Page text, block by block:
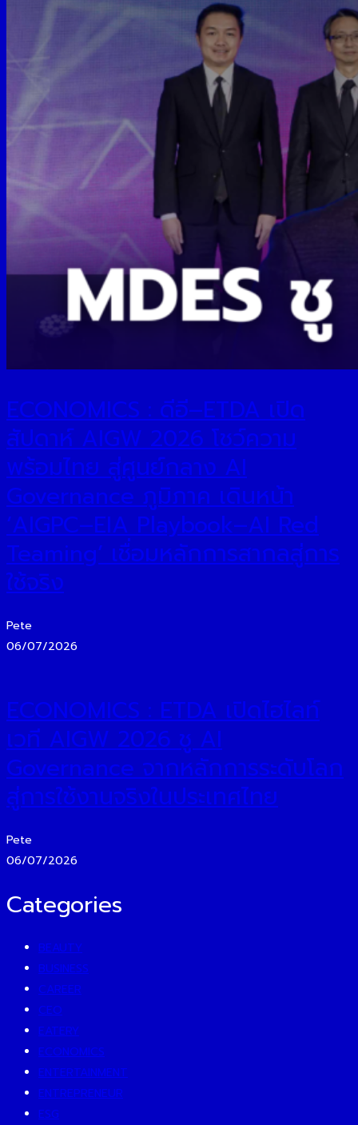
ECONOMICS : ดีอี–ETDA เปิด
สัปดาห์ AIGW 2026 โชว์ความ
พร้อมไทย สู่ศูนย์กลาง AI
Governance ภูมิภาค เดินหน้า
‘AIGPC–EIA Playbook–AI Red
Teaming’ เชื่อมหลักการสากลสู่การ
ใช้จริง
Pete
06/07/2026
ECONOMICS : ETDA เปิดไฮไลท์
เวที AIGW 2026 ชู AI
Governance จากหลักการระดับโลก
สู่การใช้งานจริงในประเทศไทย
Pete
06/07/2026
Categories
BEAUTY
BUSINESS
CAREER
CEO
EATERY
ECONOMICS
ENTERTAINMENT
ENTREPRENEUR
ESG